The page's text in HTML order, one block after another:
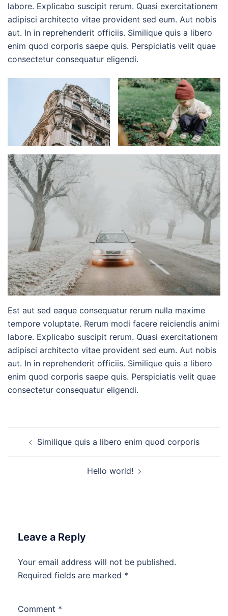
labore. Explicabo suscipit rerum. Quasi exercitationem
adipisci architecto vitae provident sed eum. Aut nobis
aut. In in reprehenderit officiis. Similique quis a libero
enim quod corporis saepe quis. Perspiciatis velit quae
consectetur consequatur eligendi.
Est aut sed eaque consequatur rerum nulla maxime
tempore voluptate. Rerum modi facere reiciendis animi
labore. Explicabo suscipit rerum. Quasi exercitationem
adipisci architecto vitae provident sed eum. Aut nobis
aut. In in reprehenderit officiis. Similique quis a libero
enim quod corporis saepe quis. Perspiciatis velit quae
consectetur consequatur eligendi.
navigation
Similique quis a libero enim quod corporis
Hello world!
Leave a Reply
Your email address will not be published.
Required fields are marked *
Comment *